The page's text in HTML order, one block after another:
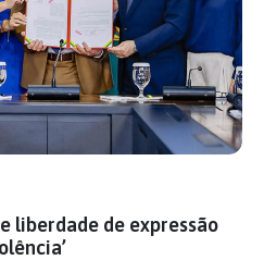
liberdade de expressão